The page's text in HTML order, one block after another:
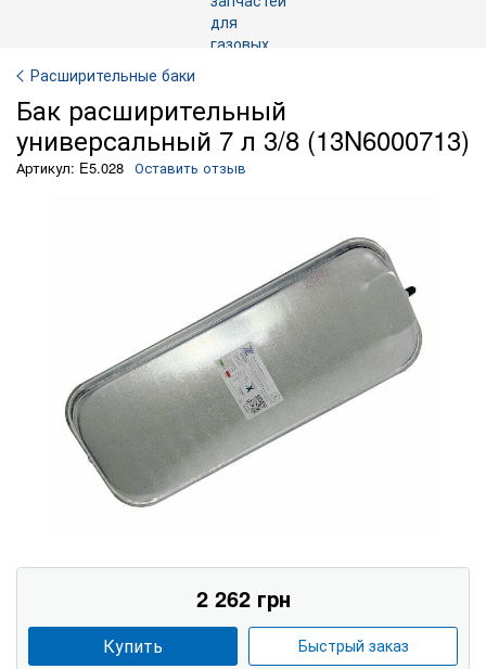
Расширительные баки
Бак расширительный
универсальный 7 л 3/8 (13N6000713)
Артикул: E5.028 Оставить отзыв
2 262 грн
Купить Быстрый заказ